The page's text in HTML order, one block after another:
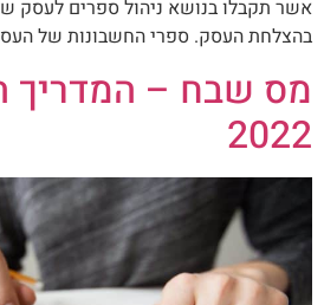
אשר תקבלו בנושא ניהול ספרים לעסק
בהצלחת העסק. ספרי החשבונות של
מס שבח –
2022